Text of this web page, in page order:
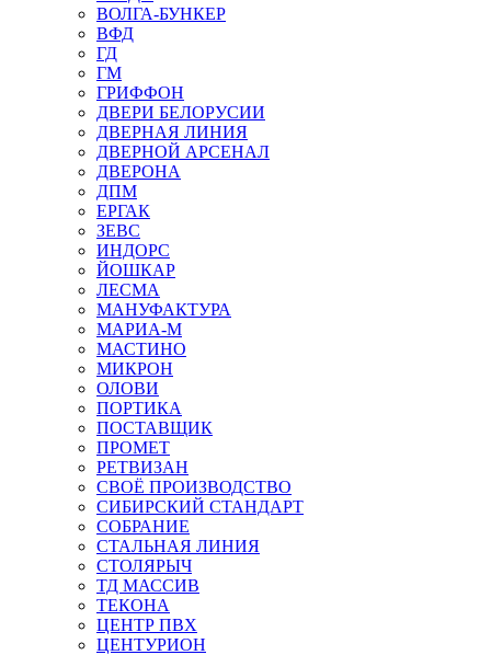
ВОЛГА-БУНКЕР
ВФД
ГД
ГМ
ГРИФФОН
ДВЕРИ БЕЛОРУСИИ
ДВЕРНАЯ ЛИНИЯ
ДВЕРНОЙ АРСЕНАЛ
ДВЕРОНА
ДПМ
ЕРГАК
ЗЕВС
ИНДОРС
ЙОШКАР
ЛЕСМА
МАНУФАКТУРА
МАРИА-М
МАСТИНО
МИКРОН
ОЛОВИ
ПОРТИКА
ПОСТАВЩИК
ПРОМЕТ
РЕТВИЗАН
СВОЁ ПРОИЗВОДСТВО
СИБИРСКИЙ СТАНДАРТ
СОБРАНИЕ
СТАЛЬНАЯ ЛИНИЯ
СТОЛЯРЫЧ
ТД МАССИВ
ТЕКОНА
ЦЕНТР ПВХ
ЦЕНТУРИОН